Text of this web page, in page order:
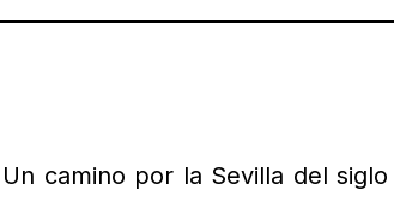
Un camino por la Sevilla del siglo